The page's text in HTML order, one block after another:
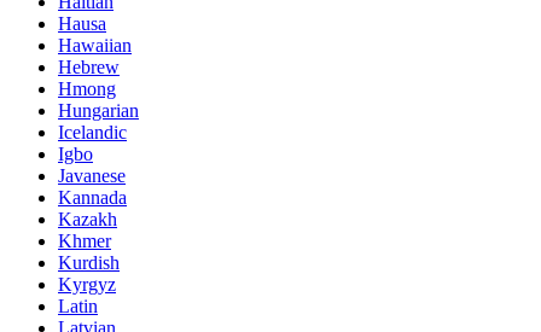
Hausa
Hawaiian
Hebrew
Hmong
Hungarian
Icelandic
Igbo
Javanese
Kannada
Kazakh
Khmer
Kurdish
Kyrgyz
Latin
Latvian